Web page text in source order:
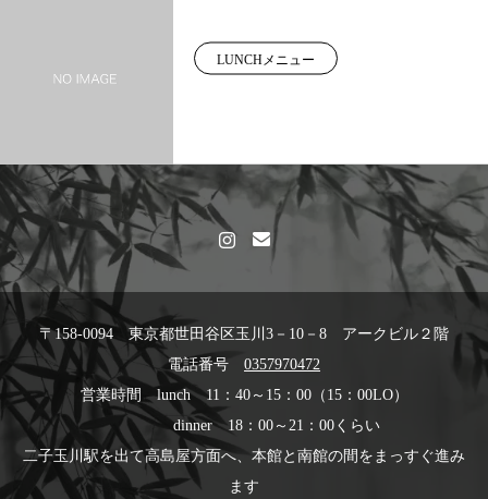
LUNCHメニュー
〒158-0094 東京都世田谷区玉川3－10－8 アークビル２階
電話番号 0357970472
営業時間 lunch 11：40～15：00（15：00LO）
dinner 18：00～21：00くらい
二子玉川駅を出て高島屋方面へ、本館と南館の間をまっすぐ進み
ます